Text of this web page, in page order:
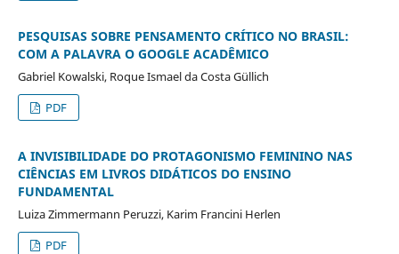
PESQUISAS SOBRE PENSAMENTO CRÍTICO NO BRASIL:
COM A PALAVRA O GOOGLE ACADÊMICO
Gabriel Kowalski, Roque Ismael da Costa Güllich
PDF
A INVISIBILIDADE DO PROTAGONISMO FEMININO NAS
CIÊNCIAS EM LIVROS DIDÁTICOS DO ENSINO
FUNDAMENTAL
Luiza Zimmermann Peruzzi, Karim Francini Herlen
PDF